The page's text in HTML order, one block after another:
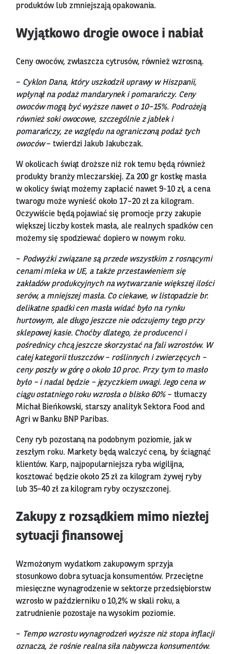
produktów lub zmniejszają opakowania.
Wyjątkowo drogie owoce i nabiał
Ceny owoców, zwłaszcza cytrusów, również wzrosną.
– Cyklon Dana, który uszkodził uprawy w Hiszpanii,
wpłynął na podaż mandarynek i pomarańczy. Ceny
owoców mogą być wyższe nawet o 10–15%. Podrożeją
również soki owocowe, szczególnie z jabłek i
pomarańczy, ze względu na ograniczoną podaż tych
owoców– twierdzi Jakub Jakubczak.
W okolicach świąt droższe niż rok temu będą również
produkty branży mleczarskiej. Za 200 gr kostkę masła
w okolicy świąt możemy zapłacić nawet 9-10 zł, a cena
twarogu może wynieść około 17–20 zł za kilogram.
Oczywiście będą pojawiać się promocje przy zakupie
większej liczby kostek masła, ale realnych spadków cen
możemy się spodziewać dopiero w nowym roku.
– Podwyżki związane są przede wszystkim z rosnącymi
cenami mleka w UE, a także przestawieniem się
zakładów produkcyjnych na wytwarzanie większej ilości
serów, a mniejszej masła. Co ciekawe, w listopadzie br.
delikatne spadki cen masła widać było na rynku
hurtowym, ale długo jeszcze nie odczujemy tego przy
sklepowej kasie. Choćby dlatego, że producenci i
pośrednicy chcą jeszcze skorzystać na fali wzrostów. W
całej kategorii tłuszczów – roślinnych i zwierzęcych –
ceny poszły w górę o około 10 proc. Przy tym to masło
było – i nadal będzie – języczkiem uwagi. Jego cena w
ciągu ostatniego roku wzrosła o blisko 60%– tłumaczy
Michał Bieńkowski, starszy analityk Sektora Food and
Agri w Banku BNP Paribas.
Ceny ryb pozostaną na podobnym poziomie, jak w
zeszłym roku. Markety będą walczyć ceną, by ściągnąć
klientów. Karp, najpopularniejsza ryba wigilijna,
kosztować będzie około 25 zł za kilogram żywej ryby
lub 35–40 zł za kilogram ryby oczyszczonej.
Zakupy z rozsądkiem mimo niezłej
sytuacji finansowej
Wzmożonym wydatkom zakupowym sprzyja
stosunkowo dobra sytuacja konsumentów. Przeciętne
miesięczne wynagrodzenie w sektorze przedsiębiorstw
wzrosło w październiku o 10,2% w skali roku, a
zatrudnienie pozostaje na wysokim poziomie.
– Tempo wzrostu wynagrodzeń wyższe niż stopa inflacji
oznacza, że rośnie realna siła nabywcza konsumentów.